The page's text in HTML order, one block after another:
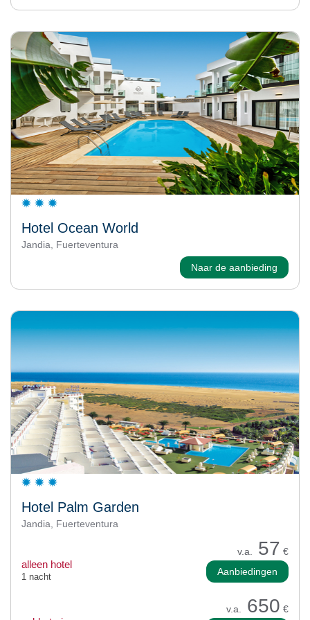
Hotel Ocean World
Jandia, Fuerteventura
Naar de aanbieding
Hotel Palm Garden
Jandia, Fuerteventura
v.a. 57 €
alleen hotel
1 nacht Aanbiedingen
v.a. 650 €